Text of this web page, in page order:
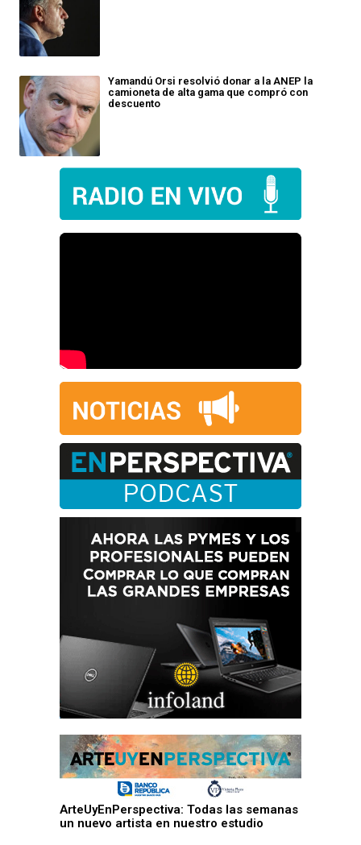
Yamandú Orsi resolvió donar a la ANEP la
camioneta de alta gama que compró con
descuento
ArteUyEnPerspectiva: Todas las semanas
un nuevo artista en nuestro estudio